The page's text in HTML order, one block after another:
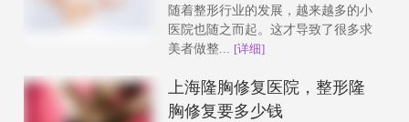
随着整形行业的发展，越来越多的小
医院也随之而起。这才导致了很多求
美者做整... [详细]
上海隆胸修复医院，整形隆
胸修复要多少钱